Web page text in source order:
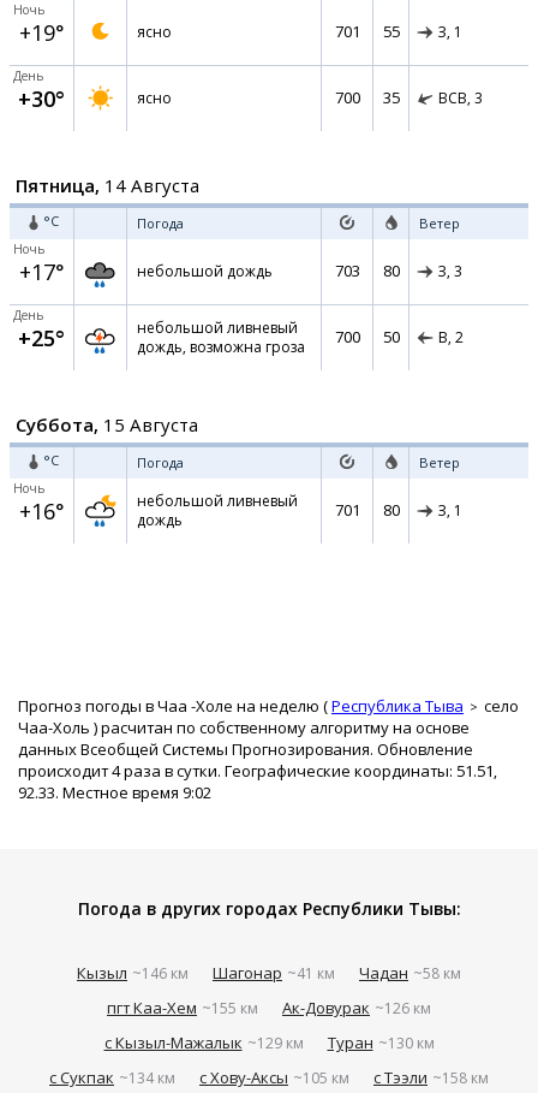
Ночь
+19° ясно 701 55 З, 1
День
+30° ясно 700 35 ВСВ, 3
Пятница, 14 Августа
°C Погода Ветер
Ночь
+17° небольшой дождь 703 80 З, 3
День
+25°
небольшой ливневый
дождь, возможна гроза
700 50 В, 2
Суббота, 15 Августа
°C Погода Ветер
Ночь
+16°
небольшой ливневый
дождь
701 80 З, 1
Прогноз погоды в Чаа -Холе на неделю (Республика Тыва
село
Чаа-Холь ) расчитан по собственному алгоритму на основе
данных Всеобщей Системы Прогнозирования. Обновление
происходит 4 раза в сутки. Географические координаты: 51.51,
92.33. Местное время 9:02
Погода в других городах Республики Тывы:
Кызыл ~146 км Шагонар ~41 км Чадан ~58 км
пгт Каа-Хем ~155 км Ак-Довурак ~126 км
с Кызыл-Мажалык ~129 км Туран ~130 км
с Сукпак ~134 км с Хову-Аксы ~105 км с Тээли ~158 км